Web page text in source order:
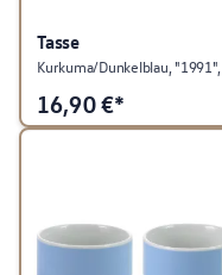
Tasse
16,90€*